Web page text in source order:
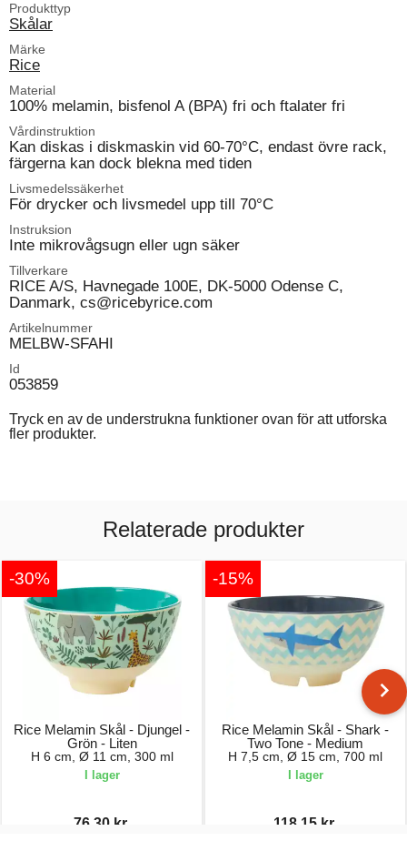
Produkttyp
Skålar
Märke
Rice
Material
100% melamin, bisfenol A (BPA) fri och ftalater fri
Vårdinstruktion
Kan diskas i diskmaskin vid 60-70°C, endast övre rack,
färgerna kan dock blekna med tiden
Livsmedelssäkerhet
För drycker och livsmedel upp till 70°C
Instruksion
Inte mikrovågsugn eller ugn säker
Tillverkare
RICE A/S, Havnegade 100E, DK-5000 Odense C,
Danmark, cs@ricebyrice.com
Artikelnummer
MELBW-SFAHI
Id
053859
Tryck en av de understrukna funktioner ovan för att utforska
fler produkter.
Relaterade produkter
-30%
Rice Melamin Skål - Djungel -
Grön - Liten
H 6 cm, Ø 11 cm, 300 ml
I lager
76,30 kr.
-15%
Rice Melamin Skål - Shark -
Two Tone - Medium
H 7,5 cm, Ø 15 cm, 700 ml
I lager
118,15 kr.